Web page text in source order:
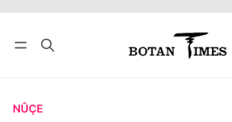
bişopîne
NÛÇE